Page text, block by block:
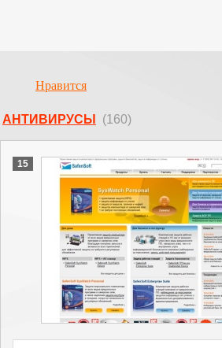
Нравится
АНТИВИРУСЫ (160)
15